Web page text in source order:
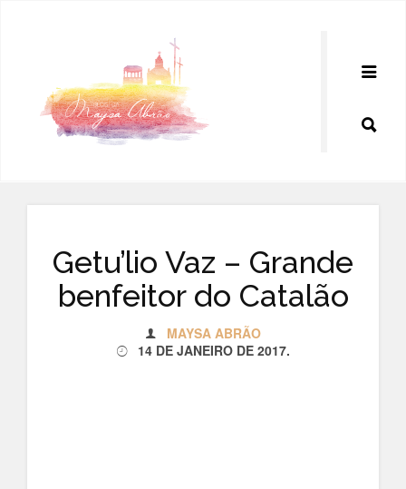
Getu’lio Vaz – Grande
benfeitor do Catalão
MAYSA ABRÃO
14 DE JANEIRO DE 2017.